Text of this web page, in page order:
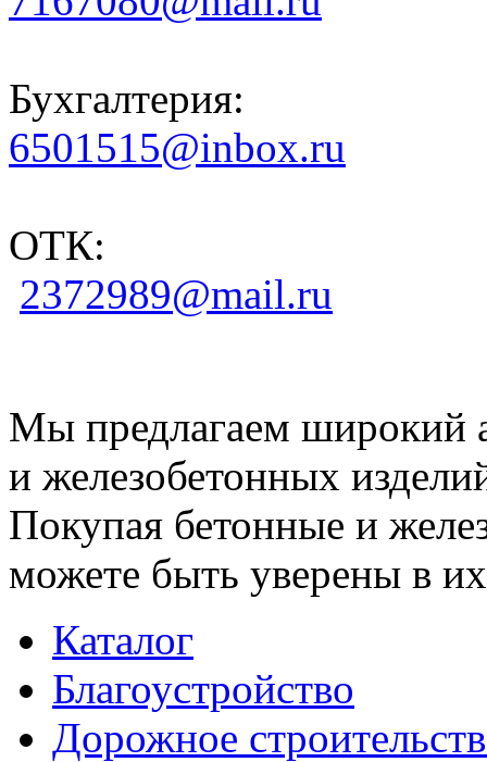
Бухгалтерия:
6501515@inbox.ru
ОТК:
2372989@mail.ru
Мы предлагаем широкий
и железобетонных
Покупая бетонные и
можете быть уверены в их
Каталог
Благоустройство
Дорожное